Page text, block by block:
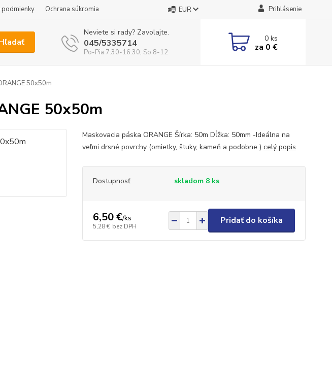
Ochrana súkromia EUR Prihlásenie
Neviete si rady? Zavolajte.
045/5335714
Po-Pia 7:30-16.30, So 8-12
0ks
za 0 €
50x50m
50x50m
Maskovacia páska ORANGE Šírka: 50m Dĺžka: 50mm -Ideálna na
veľmi drsné povrchy (omietky, štuky, kameň a podobne ) celý popis
Dostupnosť skladom 8 ks
6,50 €/ks
5,28 € bez DPH
Pridať do košíka